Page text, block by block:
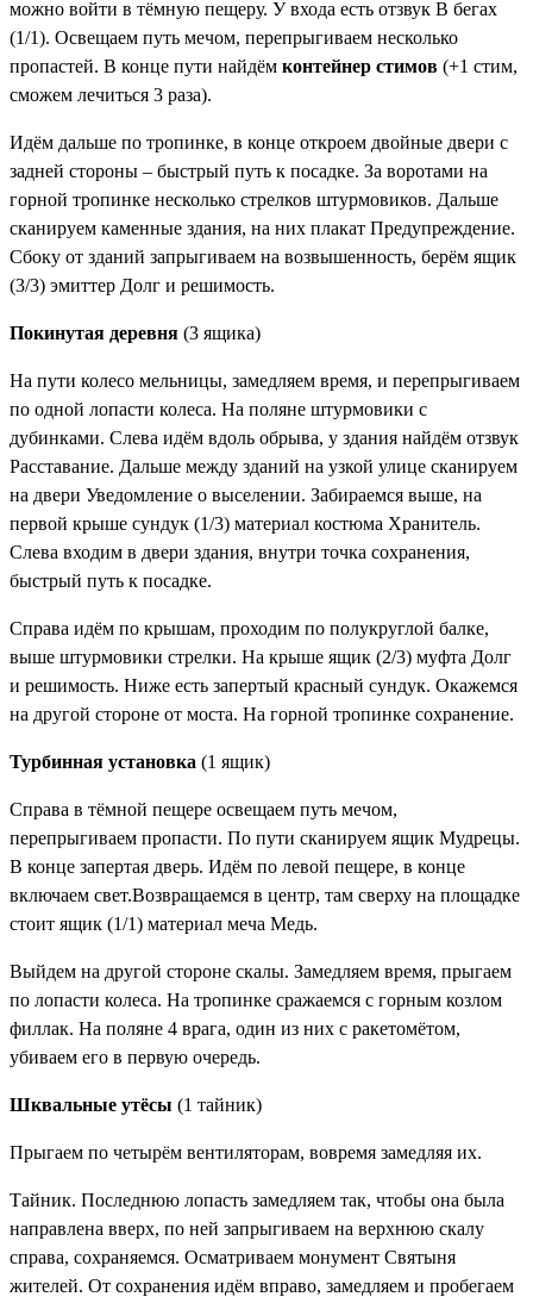
можно войти в тёмную пещеру. У входа есть отзвук В бегах
(1/1). Освещаем путь мечом, перепрыгиваем несколько
пропастей. В конце пути найдём контейнер стимов (+1 стим,
сможем лечиться 3 раза).
Идём дальше по тропинке, в конце откроем двойные двери с
задней стороны – быстрый путь к посадке. За воротами на
горной тропинке несколько стрелков штурмовиков. Дальше
сканируем каменные здания, на них плакат Предупреждение.
Сбоку от зданий запрыгиваем на возвышенность, берём ящик
(3/3) эмиттер Долг и решимость.
Покинутая деревня (3 ящика)
На пути колесо мельницы, замедляем время, и перепрыгиваем
по одной лопасти колеса. На поляне штурмовики с
дубинками. Слева идём вдоль обрыва, у здания найдём отзвук
Расставание. Дальше между зданий на узкой улице сканируем
на двери Уведомление о выселении. Забираемся выше, на
первой крыше сундук (1/3) материал костюма Хранитель.
Слева входим в двери здания, внутри точка сохранения,
быстрый путь к посадке.
Справа идём по крышам, проходим по полукруглой балке,
выше штурмовики стрелки. На крыше ящик (2/3) муфта Долг
и решимость. Ниже есть запертый красный сундук. Окажемся
на другой стороне от моста. На горной тропинке сохранение.
Турбинная установка (1 ящик)
Справа в тёмной пещере освещаем путь мечом,
перепрыгиваем пропасти. По пути сканируем ящик Мудрецы.
В конце запертая дверь. Идём по левой пещере, в конце
включаем свет.Возвращаемся в центр, там сверху на площадке
стоит ящик (1/1) материал меча Медь.
Выйдем на другой стороне скалы. Замедляем время, прыгаем
по лопасти колеса. На тропинке сражаемся с горным козлом
филлак. На поляне 4 врага, один из них с ракетомётом,
убиваем его в первую очередь.
Шквальные утёсы (1 тайник)
Прыгаем по четырём вентиляторам, вовремя замедляя их.
Тайник. Последнюю лопасть замедляем так, чтобы она была
направлена вверх, по ней запрыгиваем на верхнюю скалу
справа, сохраняемся. Осматриваем монумент Святыня
жителей. От сохранения идём вправо, замедляем и пробегаем